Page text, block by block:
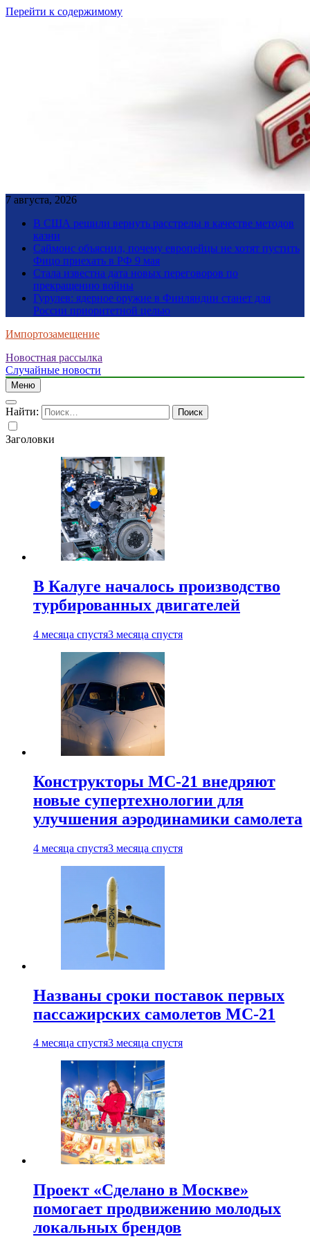
Перейти к содержимому
7 августа, 2026
В США решили вернуть расстрелы в качестве методов
казни
Саймонс объяснил, почему европейцы не хотят пустить
Фицо приехать в РФ 9 мая
Стала известна дата новых переговоров по
прекращению войны
Гурулев: ядерное оружие в Финляндии станет для
России приоритетной целью
Импортозамещение
Новостная рассылка
Случайные новости
Меню
Найти:
Заголовки
В Калуге началось производство
турбированных двигателей
4 месяца спустя3 месяца спустя
Конструкторы МС-21 внедряют
новые супертехнологии для
улучшения аэродинамики самолета
4 месяца спустя3 месяца спустя
Названы сроки поставок первых
пассажирских самолетов МС-21
4 месяца спустя3 месяца спустя
Проект «Сделано в Москве»
помогает продвижению молодых
локальных брендов